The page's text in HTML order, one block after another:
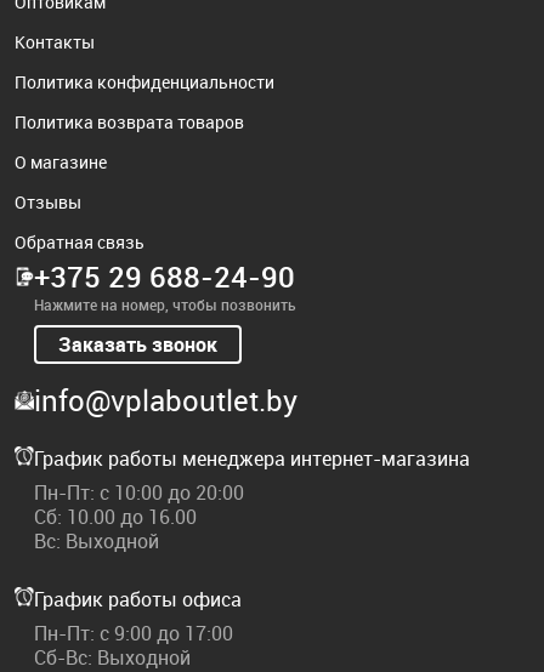
Контакты
Политика конфиденциальности
Политика возврата товаров
О магазине
Отзывы
Обратная связь
+375 29 688-24-90
Нажмите на номер, чтобы позвонить
Заказать звонок
info@vplaboutlet.by
График работы менеджера интернет-магазина
Пн-Пт: с 10:00 до 20:00
Сб: 10.00 до 16.00
Вс: Выходной
График работы офиса
Пн-Пт: с 9:00 до 17:00
Сб-Вс: Выходной